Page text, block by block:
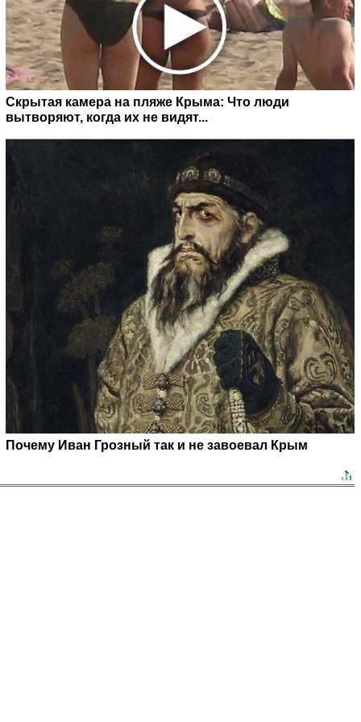
Скрытая камера на пляже Крыма: Что люди
вытворяют, когда их не видят...
Почему Иван Грозный так и не завоевал Крым